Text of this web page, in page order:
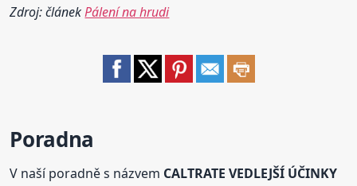
Zdroj: článekPálení na hrudi
Poradna
V naší poradně s názvem CALTRATE VEDLEJŠÍ ÚČINKY